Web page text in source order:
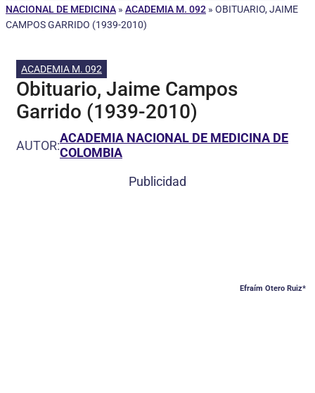
NACIONAL DE MEDICINA » ACADEMIA M. 092 » OBITUARIO, JAIME
CAMPOS GARRIDO (1939-2010)
ACADEMIA M. 092
Obituario, Jaime Campos
Garrido (1939-2010)
AUTOR:ACADEMIA NACIONAL DE MEDICINA DE
COLOMBIA
Publicidad
Efraím Otero Ruiz*